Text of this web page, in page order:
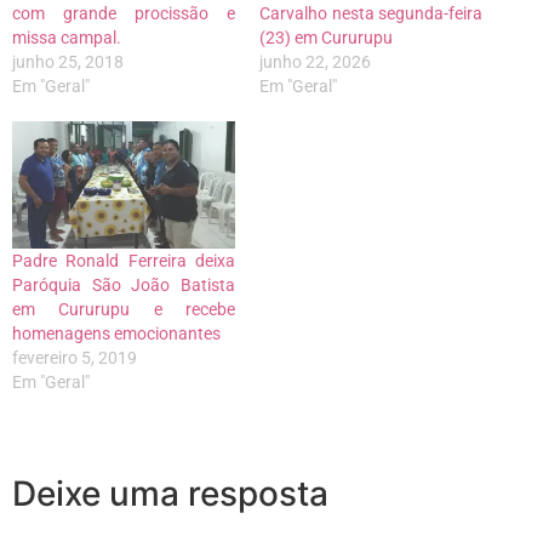
com grande procissão e
missa campal.
junho 25, 2018
Em "Geral"
Carvalho nesta segunda-feira
(23) em Cururupu
junho 22, 2026
Em "Geral"
Padre Ronald Ferreira deixa
Paróquia São João Batista
em Cururupu e recebe
homenagens emocionantes
fevereiro 5, 2019
Em "Geral"
Deixe uma resposta